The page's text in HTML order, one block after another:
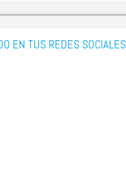
EN TUS REDES SOCIALES